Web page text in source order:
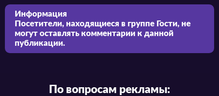
Информация
Посетители, находящиеся в группе Гости, не
могут оставлять комментарии к данной
публикации.
По вопросам рекламы: